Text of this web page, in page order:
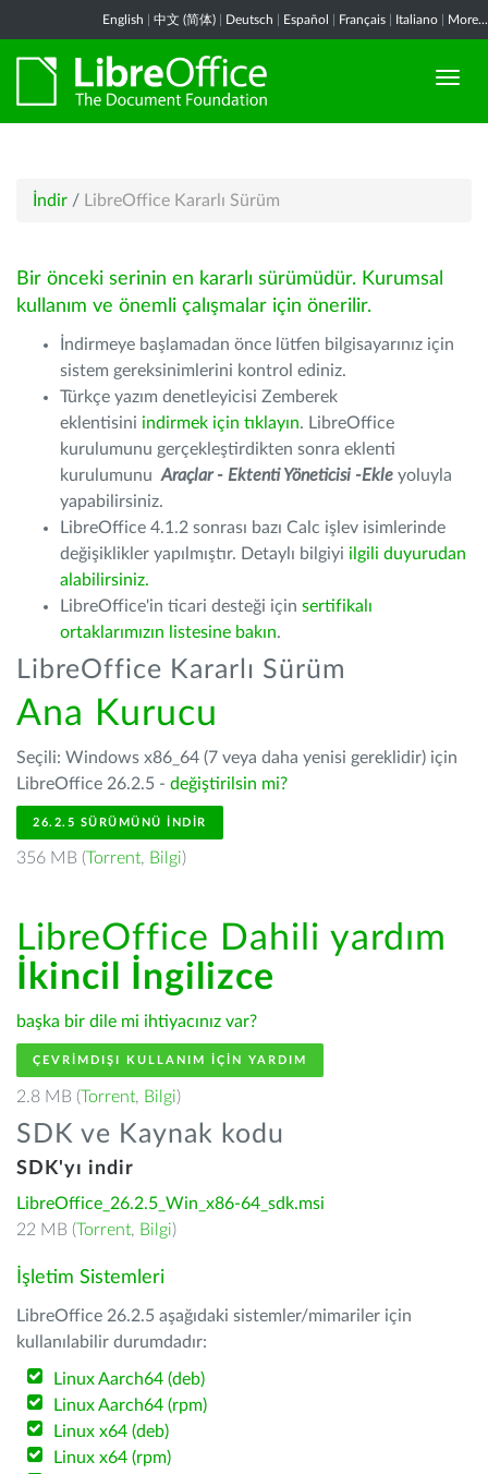
English 中文 (简体) Deutsch Español Français Italiano More...
İndir / LibreOffice Kararlı Sürüm
Bir önceki serinin en kararlı sürümüdür. Kurumsal
kullanım ve önemli çalışmalar için önerilir.
İndirmeye başlamadan önce lütfen bilgisayarınız için
sistem gereksinimlerini kontrol ediniz.
Türkçe yazım denetleyicisi Zemberek
eklentisini indirmek için tıklayın. LibreOffice
kurulumunu gerçekleştirdikten sonra eklenti
kurulumunu Araçlar - Ektenti Yöneticisi -Ekle yoluyla
yapabilirsiniz.
LibreOffice 4.1.2 sonrası bazı Calc işlev isimlerinde
değişiklikler yapılmıştır. Detaylı bilgiyi ilgili duyurudan
alabilirsiniz.
LibreOffice'in ticari desteği için sertifikalı
ortaklarımızın listesine bakın.
LibreOffice Kararlı Sürüm
Ana Kurucu
Seçili: Windows x86_64 (7 veya daha yenisi gereklidir) için
LibreOffice 26.2.5 - değiştirilsin mi?
26.2.5 SÜRÜMÜNÜ İNDIR
356 MB (Torrent, Bilgi)
LibreOffice Dahili yardım
İkincil İngilizce
başka bir dile mi ihtiyacınız var?
ÇEVRIMDIŞI KULLANIM IÇIN YARDIM
2.8 MB (Torrent, Bilgi)
SDK ve Kaynak kodu
SDK'yı indir
LibreOffice_26.2.5_Win_x86-64_sdk.msi
22 MB (Torrent, Bilgi)
İşletim Sistemleri
LibreOffice 26.2.5 aşağıdaki sistemler/mimariler için
kullanılabilir durumdadır:
Linux Aarch64 (deb)
Linux Aarch64 (rpm)
Linux x64 (deb)
Linux x64 (rpm)